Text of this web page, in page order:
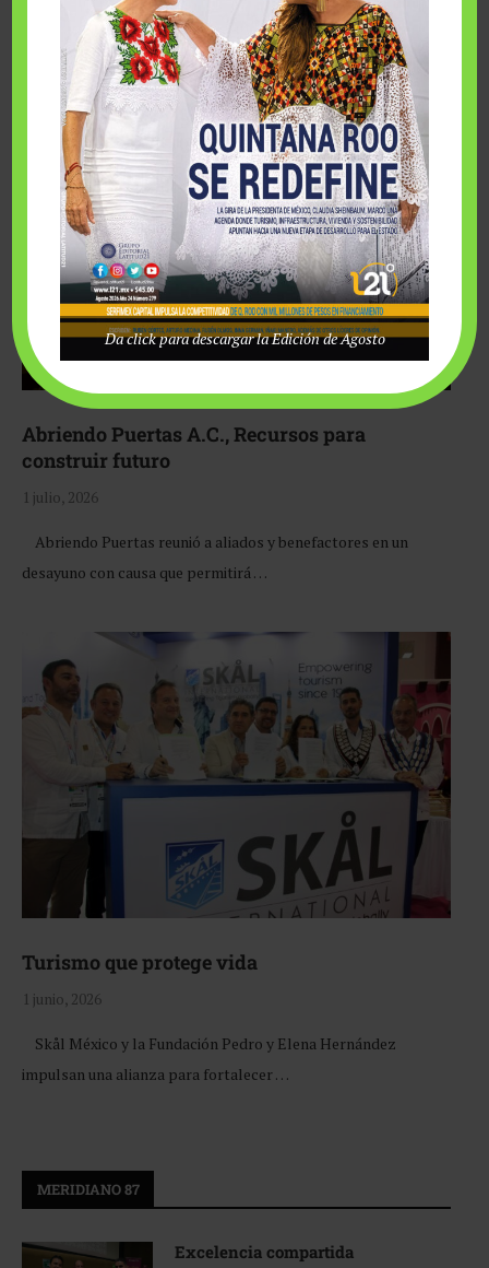
Fairmont Mayakoba y Make-A-Wish México unieron
esfuerzos para hacer realidad el deseo de una …
Abriendo Puertas A.C., Recursos para
construir futuro
1 julio, 2026
Abriendo Puertas reunió a aliados y benefactores en un
desayuno con causa que permitirá …
Turismo que protege vida
1 junio, 2026
Skål México y la Fundación Pedro y Elena Hernández
impulsan una alianza para fortalecer …
MERIDIANO 87
Excelencia compartida
Da click para descargar la Edición de Agosto